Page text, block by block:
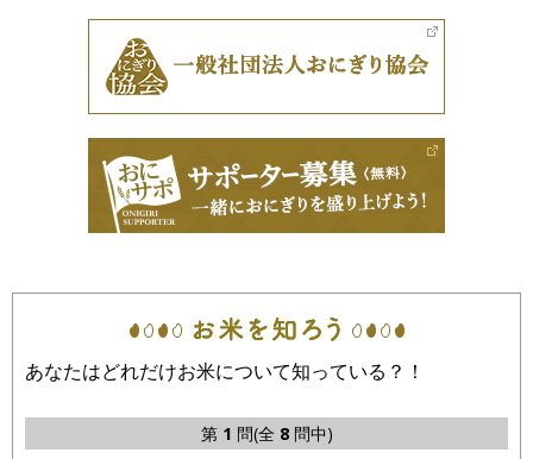
あなたはどれだけお米について知っている？！
第 1 問(全 8問中)